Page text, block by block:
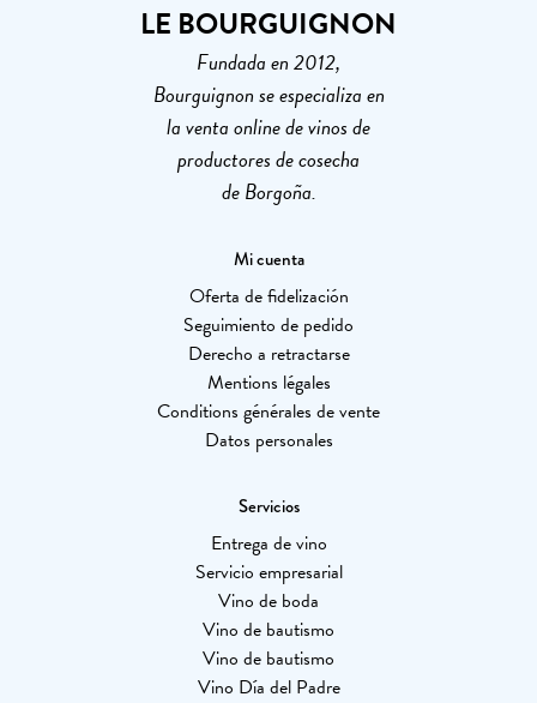
LE BOURGUIGNON
Fundada en 2012,
Bourguignon se especializa en
la venta online de vinos de
productores de cosecha
de Borgoña.
Mi cuenta
Oferta de fidelización
Seguimiento de pedido
Derecho a retractarse
Mentions légales
Conditions générales de vente
Datos personales
Servicios
Entrega de vino
Servicio empresarial
Vino de boda
Vino de bautismo
Vino de bautismo
Vino Día del Padre